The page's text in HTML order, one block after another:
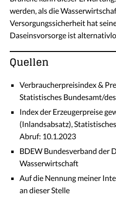
werden, als die
Versorgungssicherheit hat
Daseinsvorsorge ist
Quellen
Verbraucherpreisindex &
Statistisches Bundesamt/
Index der Erzeugerpreise
(Inlandsabsatz),
Abruf: 10.1.2023
BDEW Bundesverband der
Wasserwirtschaft
Auf die Nennung meiner
an dieser Stelle